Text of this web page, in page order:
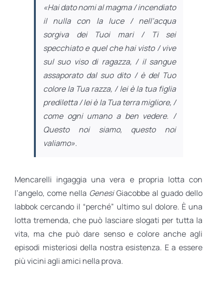
«Hai dato nomi al magma / incendiato
il nulla con la luce / nell’acqua
sorgiva dei Tuoi mari / Ti sei
specchiato e quel che hai visto / vive
sul suo viso di ragazza, / il sangue
assaporato dal suo dito / è del Tuo
colore la Tua razza, / lei è la tua figlia
prediletta / lei è la Tua terra migliore, /
come ogni umano a ben vedere. /
Questo noi siamo, questo noi
valiamo».
Mencarelli ingaggia una vera e propria lotta con
l’angelo, come nella GenesiGiacobbe al guado dello
Iabbok cercando il “perché” ultimo sul dolore. È una
lotta tremenda, che può lasciare slogati per tutta la
vita, ma che può dare senso e colore anche agli
episodi misteriosi della nostra esistenza. E a essere
più vicini agli amici nella prova.